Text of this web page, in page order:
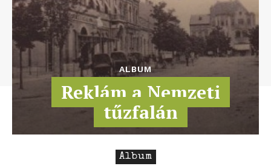
ALBUM
Reklám a Nemzeti
tűzfalán
Album